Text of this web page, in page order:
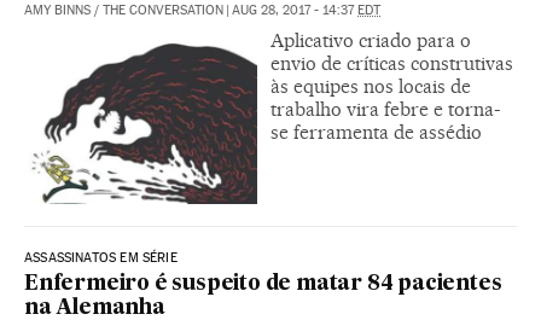
AMY BINNS / THE CONVERSATION | AUG 28, 2017 - 14:37EDT
Aplicativo criado para o
envio de críticas construtivas
às equipes nos locais de
trabalho vira febre e torna-
se ferramenta de assédio
ASSASSINATOS EM SÉRIE
Enfermeiro é suspeito de matar 84 pacientes
na Alemanha